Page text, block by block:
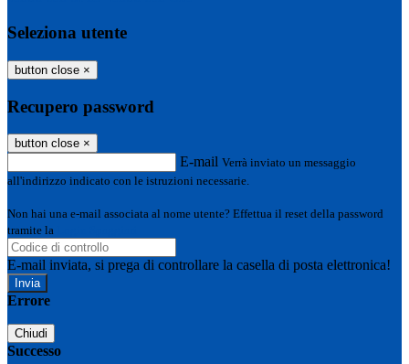
Seleziona utente
button close ×
Recupero password
button close ×
E-mail Verrà inviato un messaggio
all'indirizzo indicato con le istruzioni necessarie.
Non hai una e-mail associata al nome utente? Effettua il reset della password
tramite la
E-mail inviata, si prega di controllare la casella di posta elettronica!
Errore
Chiudi
Successo